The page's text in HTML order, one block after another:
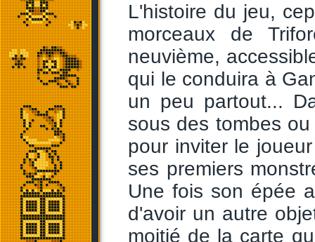
L'histoire du jeu,
morceaux de
neuvième,
qui le conduira à
un peu partout...
sous des tombes
pour inviter le
ses premiers
Une fois son épée
d'avoir un autre
moitié de la carte